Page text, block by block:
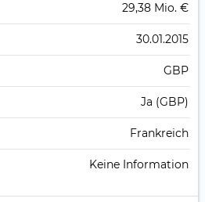
29,38 Mio. €
30.01.2015
GBP
Ja (GBP)
Frankreich
Keine Information